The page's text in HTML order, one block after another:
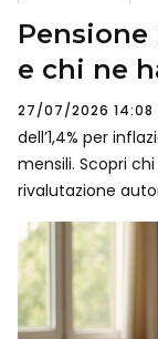
e chi ne
27/07/2026 14:08
dell’1,4% per
mensili. Scopri
rivalutazione